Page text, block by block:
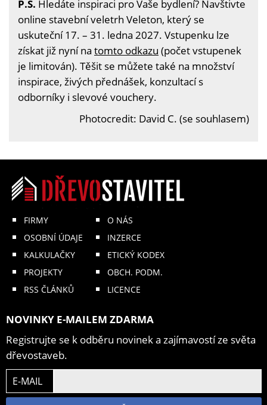
P.S. Hledáte inspiraci pro Vaše bydlení? Navštivte
online stavební veletrh Veleton, který se
uskuteční 17. – 31. ledna 2027. Vstupenku lze
získat již nyní na tomto odkazu (počet vstupenek
je limitován). Těšit se můžete také na množství
inspirace, živých přednášek, konzultací s
odborníky i slevové vouchery.
Photocredit: David C. (se souhlasem)
FIRMY
OSOBNÍ ÚDAJE
KALKULAČKY
PROJEKTY
RSS ČLÁNKŮ
O NÁS
INZERCE
ETICKÝ KODEX
OBCH. PODM.
LICENCE
NOVINKY E-MAILEM ZDARMA
Registrujte se k odběru novinek a zajímavostí ze světa
dřevostaveb.
E-MAIL